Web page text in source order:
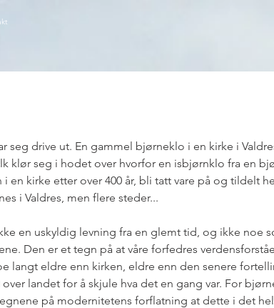
seg drive ut. En gammel bjørneklo i en kirke i
klør seg i hodet over hvorfor en isbjørnklo fra en
en kirke etter over 400 år, bli tatt vare på og tildelt
i Valdres, men flere steder...
en uskyldig levning fra en glemt tid, og ikke noe
Den er et tegn på at våre forfedres
langt eldre enn kirken, eldre enn den senere
landet for å skjule hva det en gang var. For
på modernitetens forflatning at dette i det